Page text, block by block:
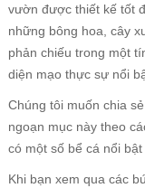
vườn được thiết kế tốt
những bông hoa, cây
phản chiếu trong một
diện mạo thực sự nổi
Chúng tôi muốn chia
ngoạn mục này theo
có một số bể cá nổi
Khi bạn xem qua các